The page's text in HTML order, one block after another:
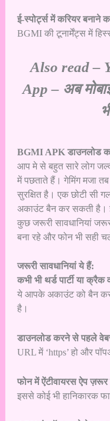
ई-स्पोर्ट्स में करियर बनाने
BGMI की टूनार्मेंट्स में
Also read –
App – अब
BGMI APK डाउनलोड
आप मे से बहुत सारे लोग
में पछताते हैं। गेमिंग मजा
सुरक्षित है। एक छोटी सी
अकाउंट बैन कर सकती है।
कुछ जरूरी सावधानियां
बना रहे और फोन भी सही
जरूरी सावधानियां ये हैं:
कभी भी थर्ड पार्टी या क्रैक
ये आपके अकाउंट को बैन
है।
डाउनलोड करने से पहले
URL में ‘https’ हो और
फोन में ऐंटीवायरस ऐप
इससे कोई भी हानिकारक